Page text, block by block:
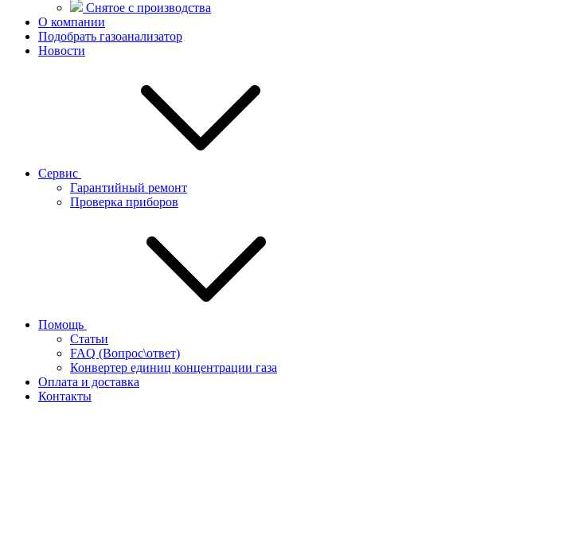
Снятое с производства
О компании
Подобрать газоанализатор
Новости
Сервис
Гарантийный ремонт
Проверка приборов
Помощь
Статьи
FAQ (Вопрос\ответ)
Конвертер единиц концентрации газа
Оплата и доставка
Контакты